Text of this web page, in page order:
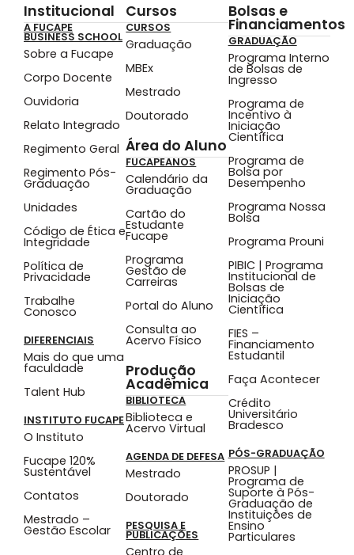
Institucional
A FUCAPE
BUSINESS SCHOOL
Sobre a Fucape
Corpo Docente
Ouvidoria
Relato Integrado
Regimento Geral
Regimento Pós-
Graduação
Unidades
Código de Ética e
Integridade
Política de
Privacidade
Trabalhe
Conosco
DIFERENCIAIS
Mais do que uma
faculdade
Talent Hub
INSTITUTO FUCAPE
O Instituto
Fucape 120%
Sustentável
Contatos
Mestrado –
Gestão Escolar
Cursos
CURSOS
Graduação
MBEx
Mestrado
Doutorado
Área do Aluno
FUCAPEANOS
Calendário da
Graduação
Cartão do
Estudante
Fucape
Programa
Gestão de
Carreiras
Portal do Aluno
Consulta ao
Acervo Físico
Produção
Acadêmica
BIBLIOTECA
Biblioteca e
Acervo Virtual
AGENDA DE DEFESA
Mestrado
Doutorado
PESQUISA E
PUBLICAÇÕES
Centro de
Bolsas e
Financiamentos
GRADUAÇÃO
Programa Interno
de Bolsas de
Ingresso
Programa de
Incentivo à
Iniciação
Científica
Programa de
Bolsa por
Desempenho
Programa Nossa
Bolsa
Programa Prouni
PIBIC | Programa
Institucional de
Bolsas de
Iniciação
Científica
FIES –
Financiamento
Estudantil
Faça Acontecer
Crédito
Universitário
Bradesco
PÓS-GRADUAÇÃO
PROSUP |
Programa de
Suporte à Pós-
Graduação de
Instituições de
Ensino
Particulares